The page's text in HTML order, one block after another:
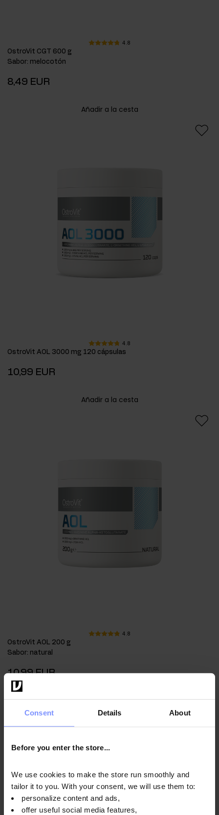
Consent Details About
Before you enter the store...
We use cookies to make the store run smoothly and
tailor it to you. With your consent, we will use them to:
personalize content and ads,
offer useful social media features,
4.8
OstroVit CGT 600 g
Sabor: melocotón
8,49 EUR
Añadir a la cesta
4.8
OstroVit AOL 3000 mg 120 cápsulas
10,99 EUR
Añadir a la cesta
4.8
OstroVit AOL 200 g
Sabor: natural
10,99 EUR
Añadir a la cesta